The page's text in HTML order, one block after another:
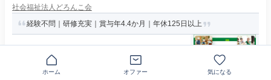
社会福祉法人どろんこ会
経験不問｜研修充実｜賞与年4.4か月｜年休125日以上
福島県会津若松市河東町広田字横堀
月給24万1500円～31万6500円
求めている人材 【必須】 ・保育士資格（経験不問） ＜こんな
ホーム オファー 気になる